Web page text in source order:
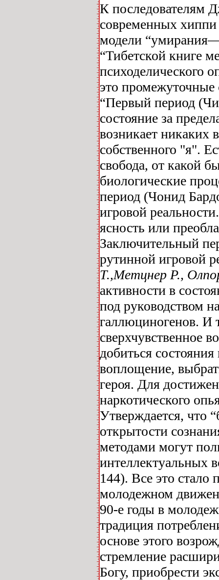
К последователям
современных
модели
“Тибетской книге
психоделического
это
“Первый период
состояние за
возникает никаких
собственного "я".
свобода, от какой
биологические
период (Чонид
игровой
ясность или
Заключительный
рутинной игровой
Т.,Метцнер Р.,
активности в
под руководством
галлюциногенов. И
сверхчувственное
добиться
воплощение,
героя. Для
наркотического
Утверждается, что
открытости
методами могут
интеллектуальных
144). Все это стало
молодежном
90-е годы в
традиция
основе этого
стремление
Богу, приобрести